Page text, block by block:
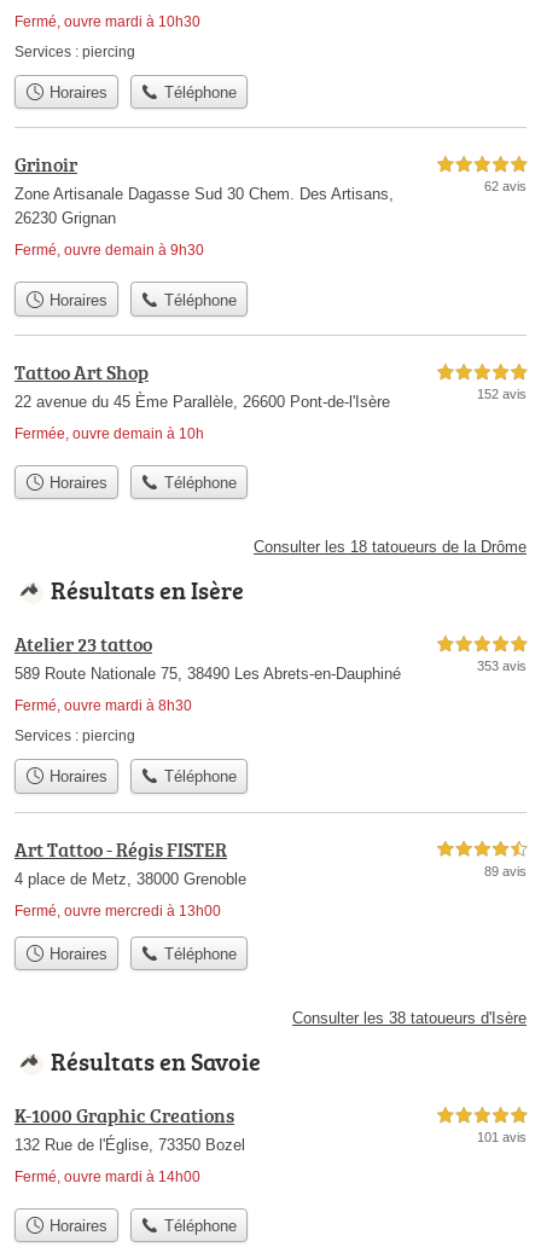
Fermé, ouvre mardi à 10h30
Services : piercing
Horaires Téléphone
Grinoir
Zone Artisanale Dagasse Sud 30 Chem. Des Artisans,
26230 Grignan
Fermé, ouvre demain à 9h30
5,0 étoiles sur 5
62 avis
Horaires Téléphone
Tattoo Art Shop
22 avenue du 45 Ème Parallèle, 26600 Pont-de-l'Isère
Fermée, ouvre demain à 10h
5,0 étoiles sur 5
152 avis
Horaires Téléphone
Consulter les 18 tatoueurs de la Drôme
Résultats en Isère
Atelier 23 tattoo
589 Route Nationale 75, 38490 Les Abrets-en-Dauphiné
Fermé, ouvre mardi à 8h30
5,0 étoiles sur 5
353 avis
Services : piercing
Horaires Téléphone
Art Tattoo - Régis FISTER
4 place de Metz, 38000 Grenoble
Fermé, ouvre mercredi à 13h00
4,5 étoiles sur 5
89 avis
Horaires Téléphone
Consulter les 38 tatoueurs d'Isère
Résultats en Savoie
K-1000 Graphic Creations
132 Rue de l'Église, 73350 Bozel
Fermé, ouvre mardi à 14h00
5,0 étoiles sur 5
101 avis
Horaires Téléphone